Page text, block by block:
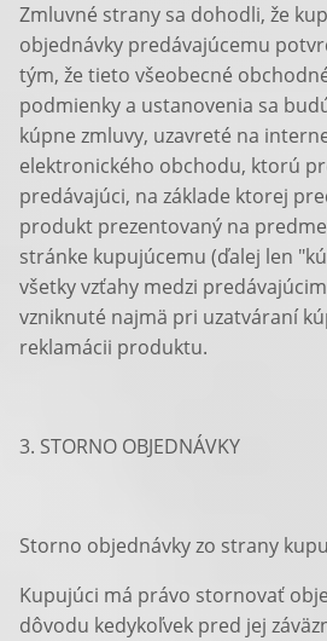
Zmluvné strany sa dohodli, že
objednávky predávajúcemu
tým, že tieto všeobecné
podmienky a ustanovenia sa
kúpne zmluvy, uzavreté na
elektronického obchodu, ktorú
predávajúci, na základe ktorej
produkt prezentovaný na
stránke kupujúcemu (ďalej len
všetky vzťahy medzi
vzniknuté najmä pri uzatváraní
reklamácii produktu.
3. STORNO OBJEDNÁVKY
Storno objednávky zo strany
Kupujúci má právo stornovať
dôvodu kedykoľvek pred jej